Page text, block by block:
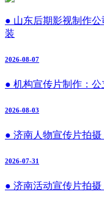
● 山东后期影视制作
装
2026-08-07
● 机构宣传片制作：
2026-08-03
● 济南人物宣传片拍
2026-07-31
● 济南活动宣传片拍